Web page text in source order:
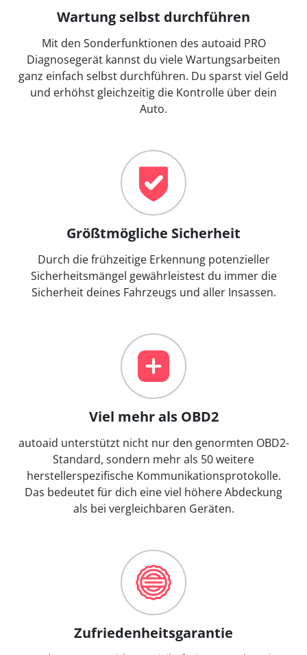
Wartung selbst durchführen
Mit den Sonderfunktionen des autoaid PRO
Diagnosegerät kannst du viele Wartungsarbeiten
ganz einfach selbst durchführen. Du sparst viel Geld
und erhöhst gleichzeitig die Kontrolle über dein
Auto.
Größtmögliche Sicherheit
Durch die frühzeitige Erkennung potenzieller
Sicherheitsmängel gewährleistest du immer die
Sicherheit deines Fahrzeugs und aller Insassen.
Viel mehr als OBD2
autoaid unterstützt nicht nur den genormten OBD2-
Standard, sondern mehr als 50 weitere
herstellerspezifische Kommunikationsprotokolle.
Das bedeutet für dich eine viel höhere Abdeckung
als bei vergleichbaren Geräten.
Zufriedenheitsgarantie